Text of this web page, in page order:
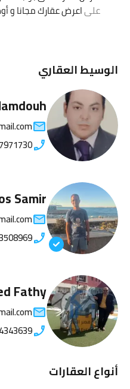
علىاعرض عقارك مجانا و
الوسيط العقاري
Samir
Fathy
أنواع العقارات